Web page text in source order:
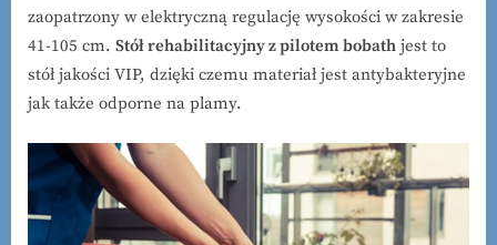
zaopatrzony w elektryczną regulację wysokości w zakresie
41-105 cm. Stół rehabilitacyjny z pilotem bobath jest to
stół jakości VIP, dzięki czemu materiał jest antybakteryjne
jak także odporne na plamy.